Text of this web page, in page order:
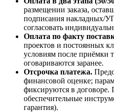
размещении заказа,
подписания накладных/
согласовать
Оплата по факту
проектов и постоянных
условиям после приёмки
оговариваются заранее.
Отсрочка платежа.
финансовой оценке;
фиксируются в
обеспечительные
гарантия).